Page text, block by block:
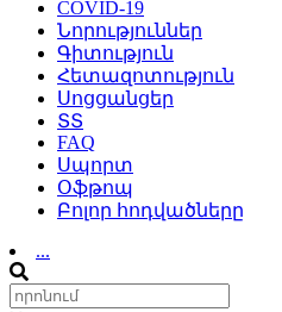
COVID-19
Նորություններ
Գիտություն
Հետազոտություն
Սոցցանցեր
ՏՏ
FAQ
Սպորտ
Օֆթոպ
Բոլոր հոդվածները
...